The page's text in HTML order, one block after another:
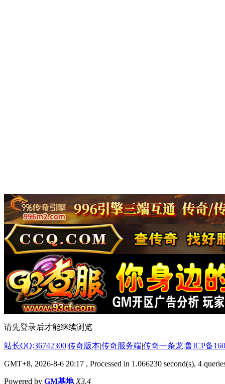
请先登录后才能继续浏览
站长QQ:36742300|传奇版本|传奇服务端|传奇一条龙|鲁ICP备
GMT+8, 2026-8-6 20:17 , Processed in 1.066230 second(s), 4
Powered by GM基地 X3.4